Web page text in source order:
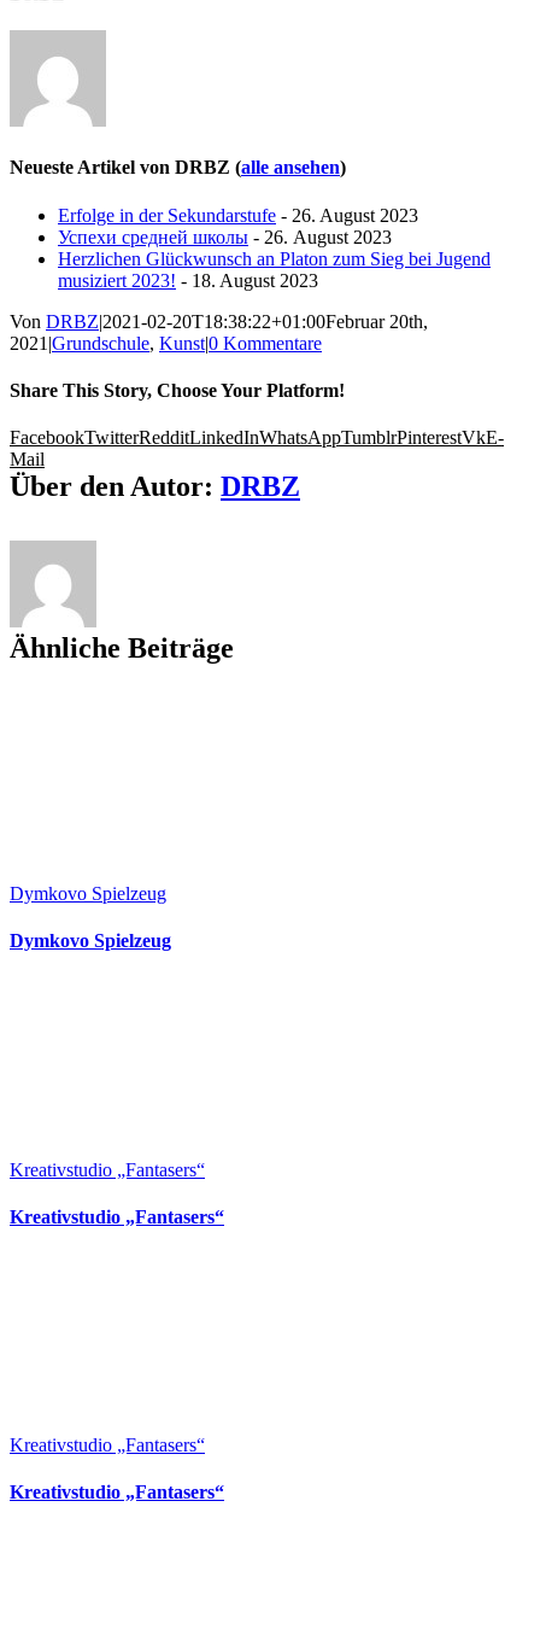
Neueste Artikel von DRBZ (alle ansehen)
Erfolge in der Sekundarstufe - 26. August 2023
Успехи средней школы - 26. August 2023
Herzlichen Glückwunsch an Platon zum Sieg bei Jugend
musiziert 2023! - 18. August 2023
Von DRBZ|2021-02-20T18:38:22+01:00Februar 20th,
2021 |Grundschule, Kunst|0 Kommentare
Share This Story, Choose Your Platform!
FacebookTwitterRedditLinkedInWhatsAppTumblrPinterestVkE-
Mail
Über den Autor: DRBZ
Ähnliche Beiträge
Dymkovo Spielzeug
Dymkovo Spielzeug
Kreativstudio „Fantasers“
Kreativstudio „Fantasers“
Kreativstudio „Fantasers“
Kreativstudio „Fantasers“